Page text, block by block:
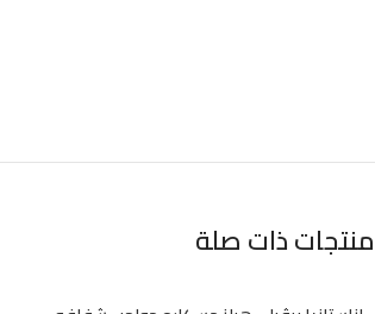
منتجات ذات صلة